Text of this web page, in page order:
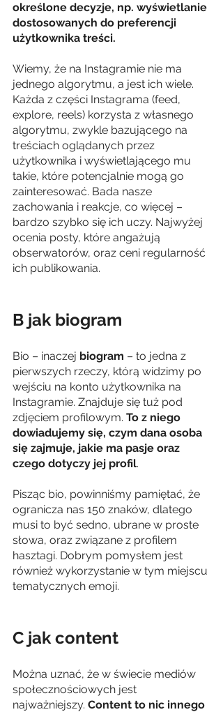
określone decyzje, np. wyświetlanie
dostosowanych do preferencji
użytkownika treści.
Wiemy, że na Instagramie nie ma
jednego algorytmu, a jest ich wiele.
Każda z części Instagrama (feed,
explore, reels) korzysta z własnego
algorytmu, zwykle bazującego na
treściach oglądanych przez
użytkownika i wyświetlającego mu
takie, które potencjalnie mogą go
zainteresować. Bada nasze
zachowania i reakcje, co więcej –
bardzo szybko się ich uczy. Najwyżej
ocenia posty, które angażują
obserwatorów, oraz ceni regularność
ich publikowania.
B jak biogram
Bio – inaczej biogram – to jedna z
pierwszych rzeczy, którą widzimy po
wejściu na konto użytkownika na
Instagramie. Znajduje się tuż pod
zdjęciem profilowym. To z niego
dowiadujemy się, czym dana osoba
się zajmuje, jakie ma pasje oraz
czego dotyczy jej profil.
Pisząc bio, powinniśmy pamiętać, że
ogranicza nas 150 znaków, dlatego
musi to być sedno, ubrane w proste
słowa, oraz związane z profilem
hasztagi. Dobrym pomysłem jest
również wykorzystanie w tym miejscu
tematycznych emoji.
C jak content
Można uznać, że w świecie mediów
społecznościowych jest
najważniejszy. Content to nic innego